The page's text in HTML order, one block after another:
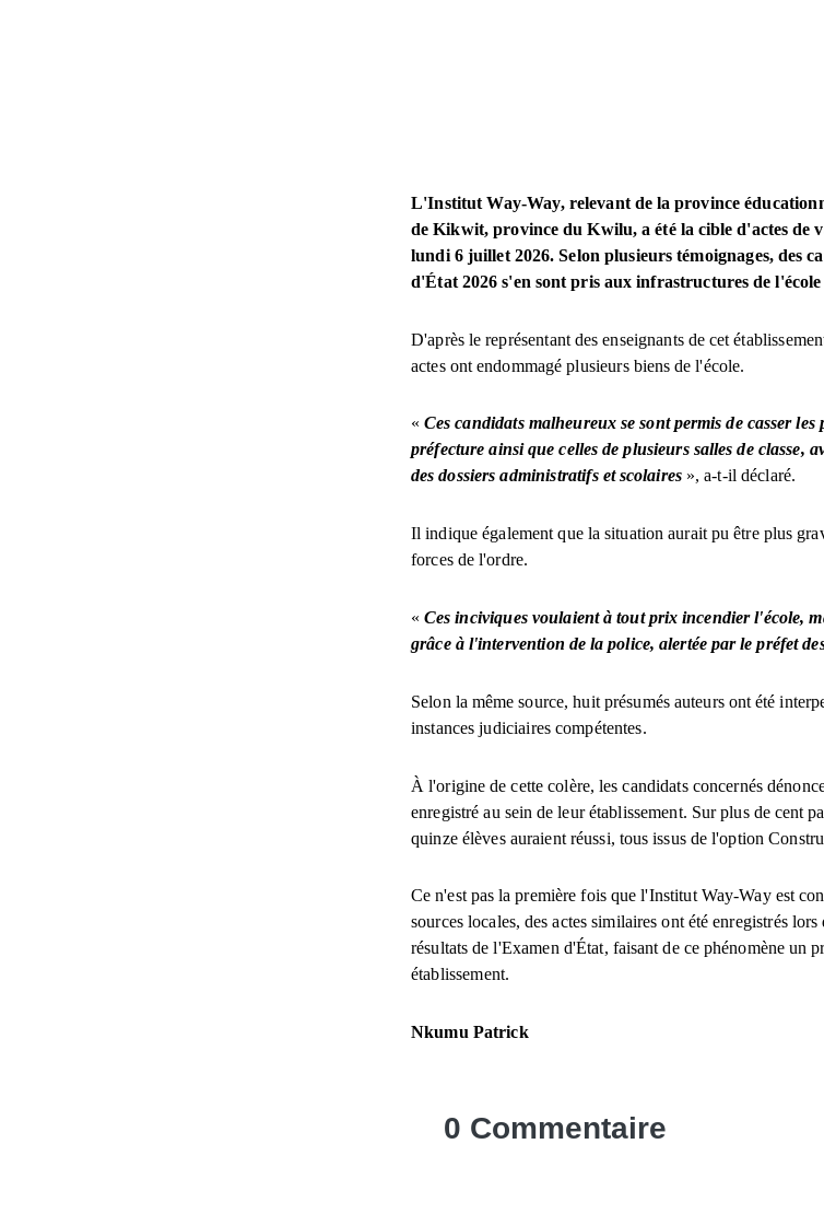
L'Institut Way-Way, relevant de la province
de Kikwit, province du Kwilu, a été la cible d'actes de
lundi 6 juillet 2026. Selon plusieurs témoignages, des
d'État 2026 s'en sont pris aux infrastructures de
D'après le représentant des enseignants de cet
actes ont endommagé plusieurs biens de l'école.
« Ces candidats malheureux se sont permis de casser les
préfecture ainsi que celles de plusieurs salles de classe,
des dossiers administratifs et scolaires », a-t-il déclaré.
Il indique également que la situation aurait pu être plus
forces de l'ordre.
« Ces inciviques voulaient à tout prix incendier l'école,
grâce à l'intervention de la police, alertée par le préfet
Selon la même source, huit présumés auteurs ont été
instances judiciaires compétentes.
À l'origine de cette colère, les candidats concernés
enregistré au sein de leur établissement. Sur plus de cent
quinze élèves auraient réussi, tous issus de l'option
Ce n'est pas la première fois que l'Institut Way-Way est
sources locales, des actes similaires ont été enregistrés
résultats de l'Examen d'État, faisant de ce phénomène un
établissement.
Nkumu Patrick
0 Commentaire